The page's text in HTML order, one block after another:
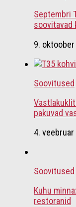
Septembri
soovitavad
9.
Soovitused
pakuvad
4. veebruar
Soovitused
Kuhu
restoranid